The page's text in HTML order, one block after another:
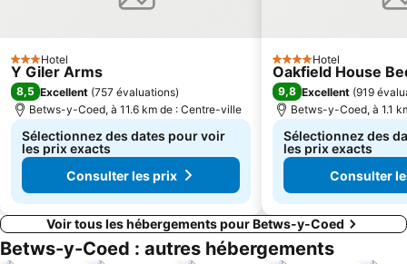
3 Étoiles
Hotel
Y Giler Arms
8,5 Excellent (757 évaluations)
Betws-y-Coed, à 11.6 km de : Centre-ville
Sélectionnez des dates pour voir
les prix exacts
Consulter les prix
4 ÉtoilesHotel
Oakfield House
9,8 Excellent (919
Betws-y-Coed, à 1.1
Sélectionnez des
les prix exacts
Consulter
Voir tous les hébergements pour Betws-y-Coed
Betws-y-Coed : autres hébergements